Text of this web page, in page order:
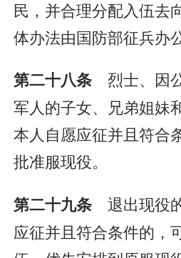
民，并合理分配入伍去
体办法由国防部征兵办
第二十八条 烈士、因
军人的子女、兄弟姐妹
本人自愿应征并且符合
批准服现役。
第二十九条 退出现役
应征并且符合条件的，